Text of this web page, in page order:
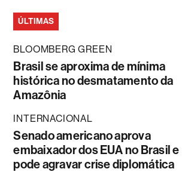
ÚLTIMAS
BLOOMBERG GREEN
Brasil se aproxima de mínima
histórica no desmatamento da
Amazônia
INTERNACIONAL
Senado americano aprova
embaixador dos EUA no Brasil e
pode agravar crise diplomática